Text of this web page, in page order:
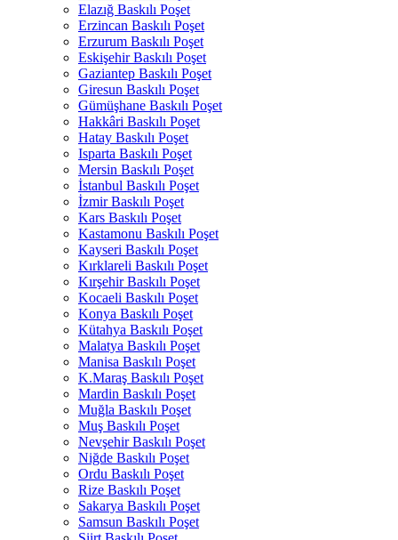
Elazığ Baskılı Poşet
Erzincan Baskılı Poşet
Erzurum Baskılı Poşet
Eskişehir Baskılı Poşet
Gaziantep Baskılı Poşet
Giresun Baskılı Poşet
Gümüşhane Baskılı Poşet
Hakkâri Baskılı Poşet
Hatay Baskılı Poşet
Isparta Baskılı Poşet
Mersin Baskılı Poşet
İstanbul Baskılı Poşet
İzmir Baskılı Poşet
Kars Baskılı Poşet
Kastamonu Baskılı Poşet
Kayseri Baskılı Poşet
Kırklareli Baskılı Poşet
Kırşehir Baskılı Poşet
Kocaeli Baskılı Poşet
Konya Baskılı Poşet
Kütahya Baskılı Poşet
Malatya Baskılı Poşet
Manisa Baskılı Poşet
K.Maraş Baskılı Poşet
Mardin Baskılı Poşet
Muğla Baskılı Poşet
Muş Baskılı Poşet
Nevşehir Baskılı Poşet
Niğde Baskılı Poşet
Ordu Baskılı Poşet
Rize Baskılı Poşet
Sakarya Baskılı Poşet
Samsun Baskılı Poşet